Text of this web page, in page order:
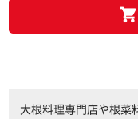
大根料理専門店や根菜